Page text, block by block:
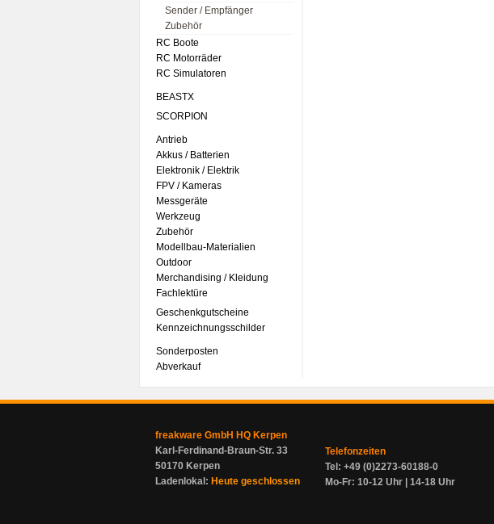
Sender / Empfänger
Zubehör
RC Boote
RC Motorräder
RC Simulatoren
BEASTX
SCORPION
Antrieb
Akkus / Batterien
Elektronik / Elektrik
FPV / Kameras
Messgeräte
Werkzeug
Zubehör
Modellbau-Materialien
Outdoor
Merchandising / Kleidung
Fachlektüre
Geschenkgutscheine
Kennzeichnungsschilder
Sonderposten
Abverkauf
freakware GmbH HQ Kerpen
Karl-Ferdinand-Braun-Str. 33
50170 Kerpen
Ladenlokal: Heute geschlossen
Telefonzeiten
Tel: +49 (0)2273-60188-0
Mo-Fr: 10-12 Uhr | 14-18 Uhr